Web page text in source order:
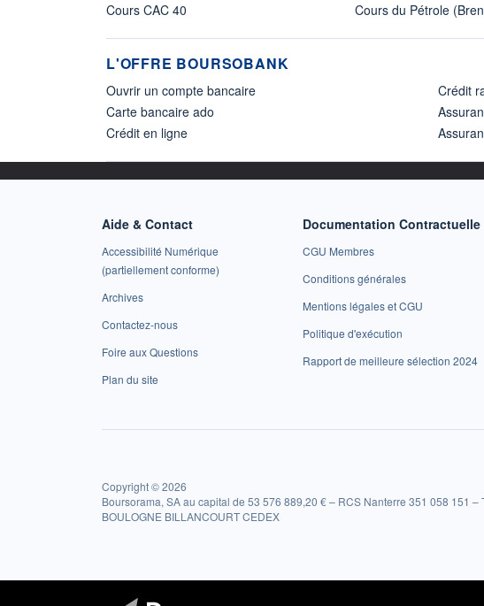
Cours CAC 40
Cours du Pétrole
L'OFFRE BOURSOBANK
Ouvrir un compte bancaire
Carte bancaire ado
Crédit en ligne
Crédit
Aide & Contact
Accessibilité Numérique
(partiellement conforme)
Archives
Contactez-nous
Foire aux Questions
Plan du site
Documentation Contractuelle
CGU Membres
Conditions générales
Mentions légales et CGU
Politique d'exécution
Rapport de meilleure sélection 2024
Copyright © 2026
Boursorama, SA au capital de 53 576 889,20 € – RCS Nanterre 351 058 151
BOULOGNE BILLANCOURT CEDEX